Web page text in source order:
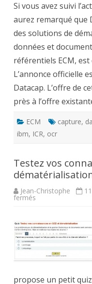
dématérialisation
et
capture
de
documents
pour
l’ECM
Si vous avez suivi
aurez remarqué que
des solutions de
données et
référentiels ECM,
L’annonce officielle
Datacap. L’offre de
près à l’offre
ECM capture,
ibm, ICR, ocr
Testez vos
Jean-Christophe
fermés
en
GED
et
propose un petit